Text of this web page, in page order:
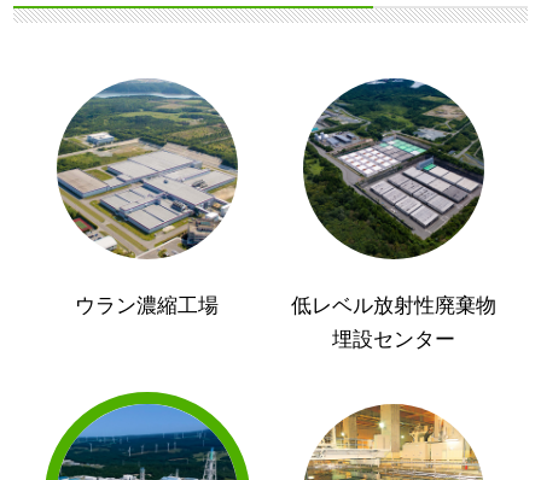
ウラン濃縮工場
低レベル放射性廃棄物
埋設センター